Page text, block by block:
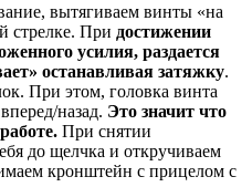
вытягиваем винты «на
стрелке. При достижении
усилия, раздается
останавливая затяжку.
При этом, головка винта
назад. Это значит что
При снятии
до щелчка и откручиваем
кронштейн с прицелом с